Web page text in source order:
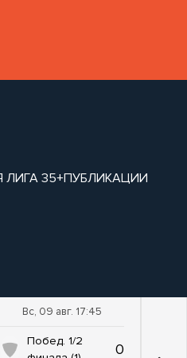
ЛИГА 35+ПУБЛИКАЦИИ
Вс, 09 авг. 17:45
Побед. 1/2
0